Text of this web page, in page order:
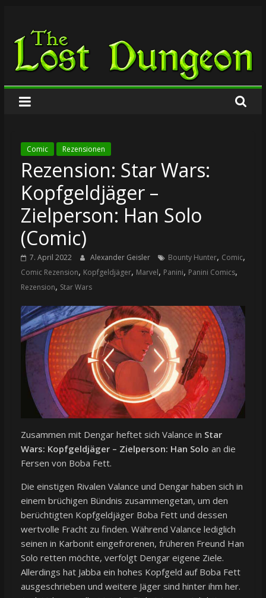
springen
The
Lost
Dungeon
Comic Rezensionen
Rezension: Star Wars:
Kopfgeldjäger –
Zielperson: Han Solo
(Comic)
7. April 2022 Alexander Geisler Bounty Hunter, Comic,
Comic Rezension, Kopfgeldjäger, Marvel, Panini, Panini Comics,
Rezension, Star Wars
Zusammen mit Dengar heftet sich Valance in Star
Wars: Kopfgeldjäger – Zielperson: Han Solo an die
Fersen von Boba Fett.
Die einstigen Rivalen Valance und Dengar haben sich in
einem brüchigen Bündnis zusammengetan, um den
berüchtigten Kopfgeldjäger Boba Fett und dessen
wertvolle Fracht zu finden. Während Valance lediglich
seinen in Karbonit eingefrorenen, früheren Freund Han
Solo retten möchte, verfolgt Dengar eigene Ziele.
Allerdings hat Jabba ein hohes Kopfgeld auf Boba Fett
ausgeschrieben und weitere Jäger sind hinter ihm her.